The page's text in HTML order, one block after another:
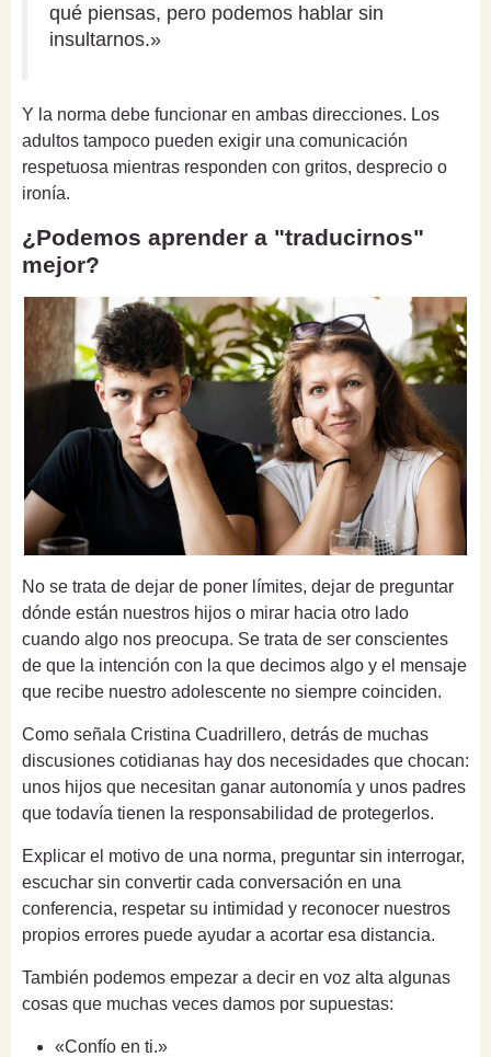
qué piensas, pero podemos hablar sin
insultarnos.»
Y la norma debe funcionar en ambas direcciones. Los
adultos tampoco pueden exigir una comunicación
respetuosa mientras responden con gritos, desprecio o
ironía.
¿Podemos aprender a "traducirnos"
mejor?
No se trata de dejar de poner límites, dejar de preguntar
dónde están nuestros hijos o mirar hacia otro lado
cuando algo nos preocupa. Se trata de ser conscientes
de que la intención con la que decimos algo y el mensaje
que recibe nuestro adolescente no siempre coinciden.
Como señala Cristina Cuadrillero, detrás de muchas
discusiones cotidianas hay dos necesidades que chocan:
unos hijos que necesitan ganar autonomía y unos padres
que todavía tienen la responsabilidad de protegerlos.
Explicar el motivo de una norma, preguntar sin interrogar,
escuchar sin convertir cada conversación en una
conferencia, respetar su intimidad y reconocer nuestros
propios errores puede ayudar a acortar esa distancia.
También podemos empezar a decir en voz alta algunas
cosas que muchas veces damos por supuestas:
«Confío en ti.»